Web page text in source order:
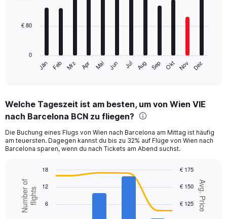
The
Range:
12
The
chart
axis
displaying
values.
Range:
Jän Feb Mrz Apr Mai Jun Jul Aug Sep Okt Nov Dez
0
€ 80
Welche Tageszeit ist am besten, um von Wien VIE
nach Barcelona BCN zu fliegen?
Die Buchung eines Flugs von Wien nach Barcelona am Mittag ist häufig
am teuersten. Dagegen kannst du bis zu 32% auf Flüge von Wien nach
Barcelona sparen, wenn du nach Tickets am Abend suchst.
Combination
chart
with
data
Chart
graphic.
Avg. Price
Number offlights € 125
€ 150
€ 175
6
12
18